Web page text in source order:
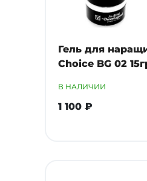
Гель для
Choice BG 02
В НАЛИЧИИ
1 100 ₽